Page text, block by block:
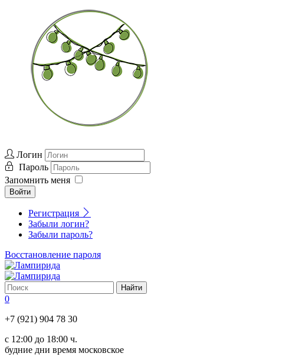
Логин
Пароль
Запомнить меня
Войти
Регистрация
Забыли логин?
Забыли пароль?
Восстановление пароля
0
+7 (921) 904 78 30
с 12:00 до 18:00 ч.
будние дни время московское